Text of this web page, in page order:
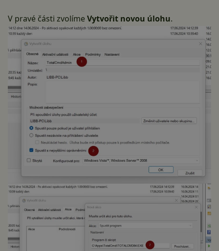
V pravé části zvolímeVytvořit novou úlohu.